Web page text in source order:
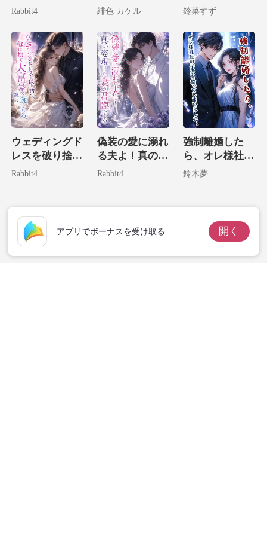
絶対に逃げられ
Rabbit4
万長者の妻にな
緋色 カケル
富豪の娘でした
鈴菜すず
ウェディングド
レスを破り捨
て、私は大富豪
Rabbit4
偽装の愛に溺れ
る夫よ！真の姿
現した妻が君臨
Rabbit4
強制離婚した
ら、オレ様社長
の子供を拾って
鈴木夢
アプリでボーナスを受け取る 開く